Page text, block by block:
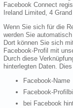
Facebook Connect
Ireland Limited, 4
Wenn Sie sich für die
werden Sie
Dort können Sie sich
Facebook-Profil mit
Durch diese
hinterlegten Daten.
Facebook-Name
Facebook-
bei Facebook